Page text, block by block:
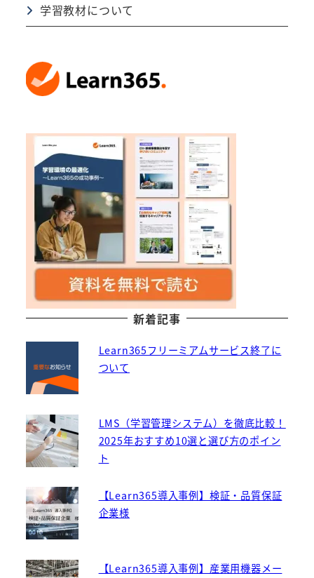
学習教材について
新着記事
Learn365フリーミアムサービス終了に
ついて
LMS（学習管理システム）を徹底比較！
2025年おすすめ10選と選び方のポイン
ト
【Learn365導入事例】検証・品質保証
企業様
【Learn365導入事例】産業用機器メー